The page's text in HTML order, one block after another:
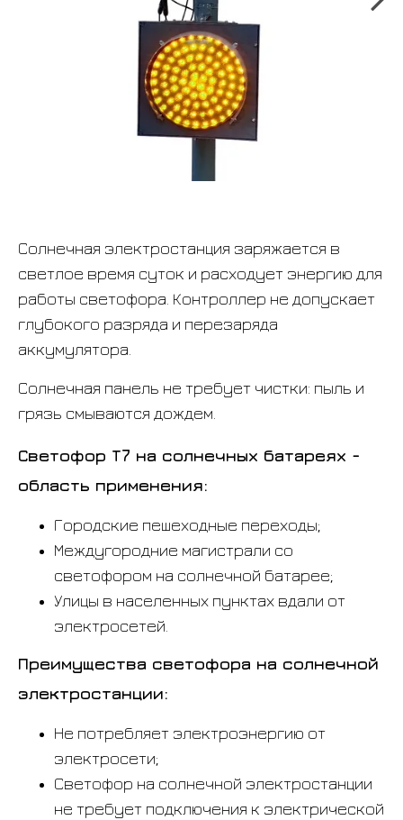
Солнечная электростанция заряжается в
светлое время суток и расходует энергию для
работы светофора. Контроллер не допускает
глубокого разряда и перезаряда
аккумулятора.
Солнечная панель не требует чистки: пыль и
грязь смываются дождем.
Светофор Т7 на солнечных батареях -
область применения:
Городские пешеходные переходы;
Междугородние магистрали со
светофором на солнечной батарее;
Улицы в населенных пунктах вдали от
электросетей.
Преимущества светофора на солнечной
электростанции:
Не потребляет электроэнергию от
электросети;
Светофор на солнечной электростанции
не требует подключения к электрической